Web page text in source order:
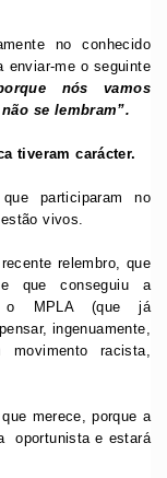
no conhecido
enviar-me o seguinte
nós vamos
se lembram”.
tiveram carácter.
participaram no
vivos.
relembro, que
que conseguiu a
o MPLA (que já
ingenuamente,
racista,
merece, porque a
oportunista e estará